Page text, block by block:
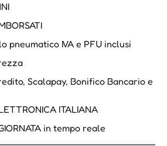
pneumatico IVA e PFU inclusi
Scalapay, Bonifico Bancario e
ITALIANA
in tempo reale